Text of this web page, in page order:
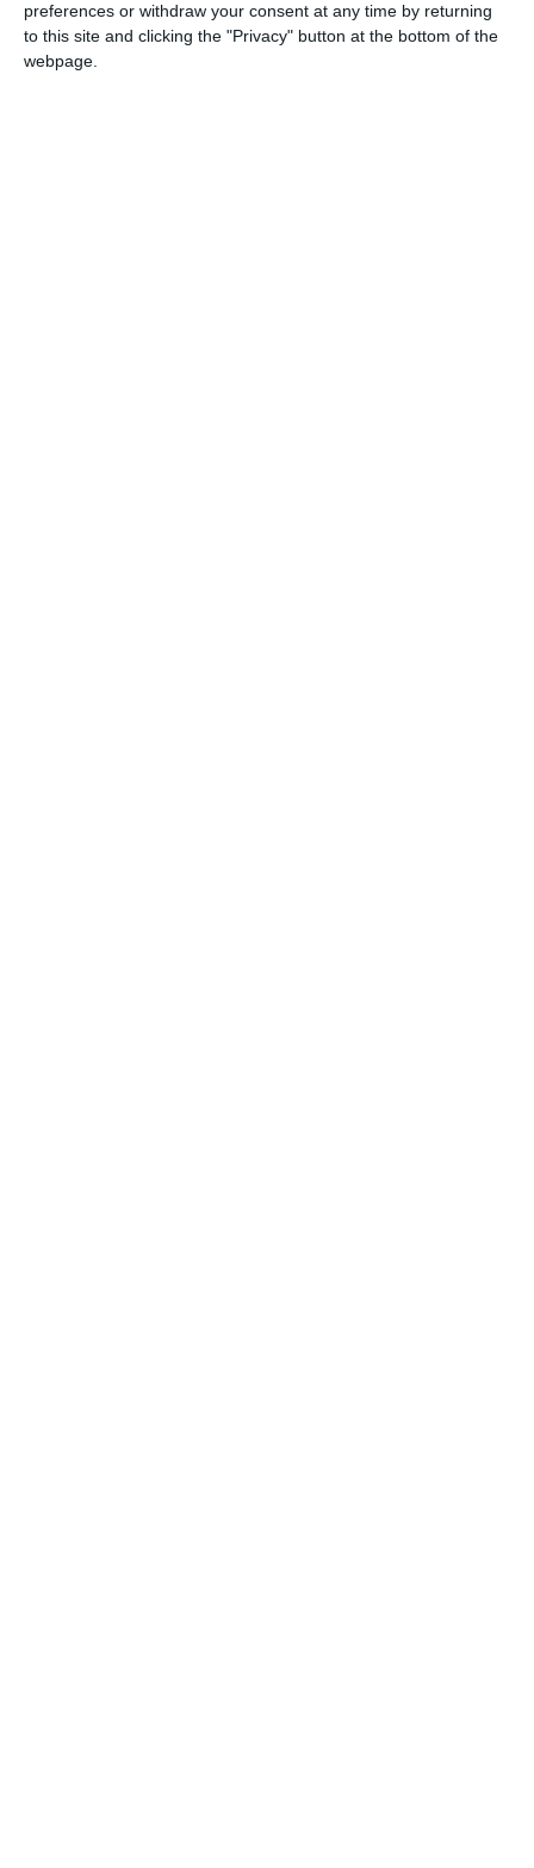
preferences or withdraw your consent at any time by returning
to this site and clicking the "Privacy" button at the bottom of the
webpage.
Am citit si sunt de acord curegulile de postare.
Acest formular colectează numele, e-mailul şi conținutul mesajului, astfel încât